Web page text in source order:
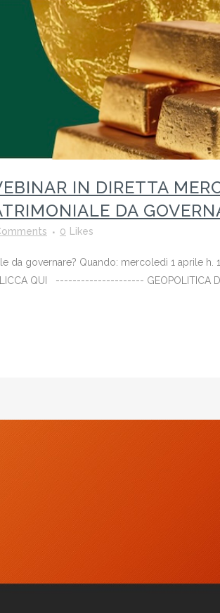
IN DIRETTA
DA
0 Likes
governare? Quando: mercoledì 1 aprile h.
QUI --------------------- GEOPOLITICA